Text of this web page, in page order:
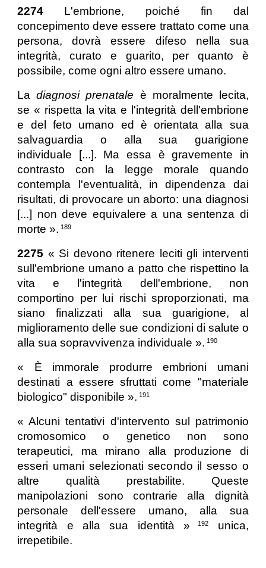
2274 L'embrione, poiché fin dal
concepimento deve essere trattato come una
persona, dovrà essere difeso nella sua
integrità, curato e guarito, per quanto è
possibile, come ogni altro essere umano.
Ladiagnosi prenatale è moralmente lecita,
se « rispetta la vita e l'integrità dell'embrione
e del feto umano ed è orientata alla sua
salvaguardia o alla sua guarigione
individuale [...]. Ma essa è gravemente in
contrasto con la legge morale quando
contempla l'eventualità, in dipendenza dai
risultati, di provocare un aborto: una diagnosi
[...] non deve equivalere a una sentenza di
morte ». 189
2275 « Si devono ritenere leciti gli interventi
sull'embrione umano a patto che rispettino la
vita e l'integrità dell'embrione, non
comportino per lui rischi sproporzionati, ma
siano finalizzati alla sua guarigione, al
miglioramento delle sue condizioni di salute o
alla sua sopravvivenza individuale ». 190
« È immorale produrre embrioni umani
destinati a essere sfruttati come "materiale
biologico" disponibile ». 191
« Alcuni tentativi d'intervento sul patrimonio
cromosomico o genetico non sono
terapeutici, ma mirano alla produzione di
esseri umani selezionati secondo il sesso o
altre qualità prestabilite. Queste
manipolazioni sono contrarie alla dignità
personale dell'essere umano, alla sua
integrità e alla sua identità » 192
unica,
irrepetibile.